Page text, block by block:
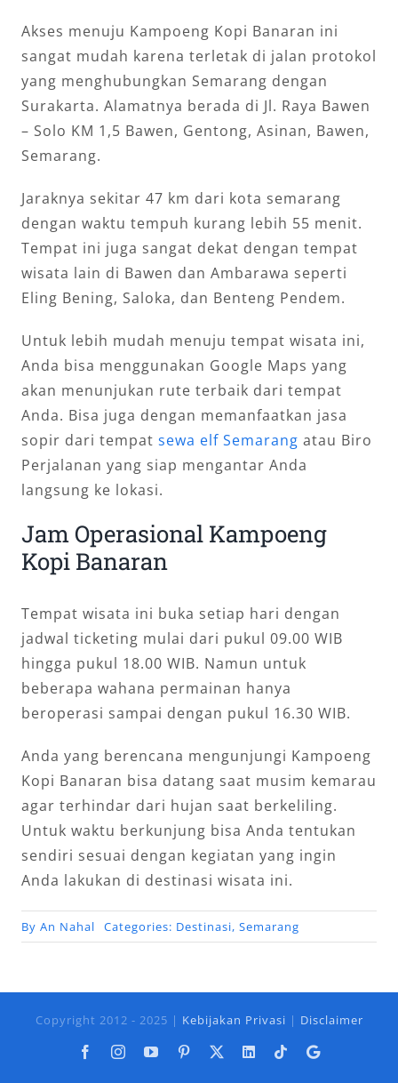
Akses menuju Kampoeng Kopi Banaran ini
sangat mudah karena terletak di jalan protokol
yang menghubungkan Semarang dengan
Surakarta. Alamatnya berada di Jl. Raya Bawen
– Solo KM 1,5 Bawen, Gentong, Asinan, Bawen,
Semarang.
Jaraknya sekitar 47 km dari kota semarang
dengan waktu tempuh kurang lebih 55 menit.
Tempat ini juga sangat dekat dengan tempat
wisata lain di Bawen dan Ambarawa seperti
Eling Bening, Saloka, dan Benteng Pendem.
Untuk lebih mudah menuju tempat wisata ini,
Anda bisa menggunakan Google Maps yang
akan menunjukan rute terbaik dari tempat
Anda. Bisa juga dengan memanfaatkan jasa
sopir dari tempat sewa elf Semarang atau Biro
Perjalanan yang siap mengantar Anda
langsung ke lokasi.
Jam Operasional Kampoeng
Kopi Banaran
Tempat wisata ini buka setiap hari dengan
jadwal ticketing mulai dari pukul 09.00 WIB
hingga pukul 18.00 WIB. Namun untuk
beberapa wahana permainan hanya
beroperasi sampai dengan pukul 16.30 WIB.
Anda yang berencana mengunjungi Kampoeng
Kopi Banaran bisa datang saat musim kemarau
agar terhindar dari hujan saat berkeliling.
Untuk waktu berkunjung bisa Anda tentukan
sendiri sesuai dengan kegiatan yang ingin
Anda lakukan di destinasi wisata ini.
By An Nahal Categories: Destinasi, Semarang
Copyright 2012 - 2025 | Kebijakan Privasi | Disclaimer
FacebookInstagramYouTubePinterest LinkedIn
TiktokGoogle